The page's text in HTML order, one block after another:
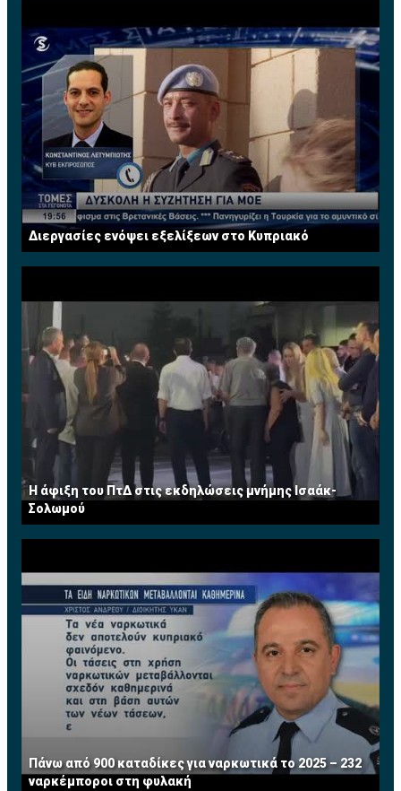
Διεργασίες ενόψει εξελίξεων στο Κυπριακό
Η άφιξη του ΠτΔ στις εκδηλώσεις μνήμης Ισαάκ-
Σολωμού
Πάνω από 900 καταδίκες για ναρκωτικά το 2025 – 232
ναρκέμποροι στη φυλακή